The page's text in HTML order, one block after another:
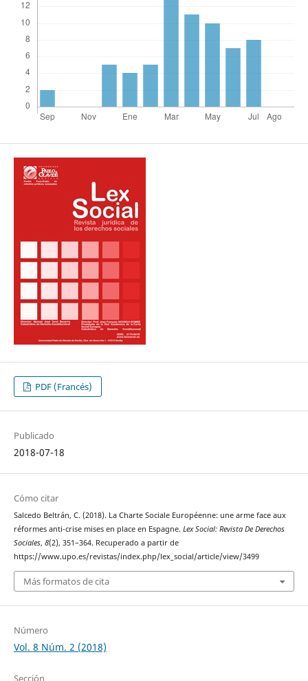
PDF (Francés)
Publicado
2018-07-18
Cómo citar
Salcedo Beltrán, C. (2018). La Charte Sociale Européenne: une arme face aux
réformes anti-crise mises en place en Espagne. Lex Social: Revista De Derechos
Sociales, 8(2), 351–364. Recuperado a partir de
https://www.upo.es/revistas/index.php/lex_social/article/view/3499
Más formatos de cita
Número
Vol. 8 Núm. 2 (2018)
Sección